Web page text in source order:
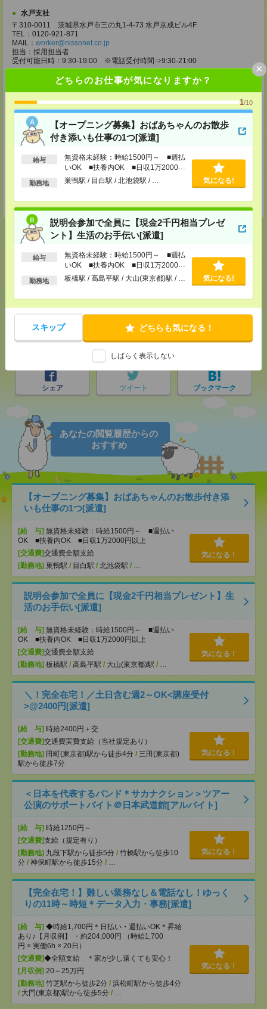
どちらのお仕事が気になりますか？
1/10
【オープニング募集】おばあちゃんのお散歩
付き添いも仕事の1つ[派遣]
給与
無資格未経験：時給1500円～ ■週払
いOK ■扶養内OK ■日収1万2000円
以上
勤務地 巣鴨駅 / 目白駅 / 北池袋駅 / … 気になる!
説明会参加で全員に【現金2千円相当プレゼ
ント】生活のお手伝い[派遣]
給与
無資格未経験：時給1500円～ ■週払
いOK ■扶養内OK ■日収1万2000円
以上
勤務地 板橋駅 / 高島平駅 / 大山(東京都)駅 / … 気になる!
スキップ どちらも気になる！
しばらく表示しない
×
水戸支社
〒310-0011 茨城県水戸市三の丸1-4-73 水戸京成ビル4F
TEL：0120-921-871
MAIL： worker@nissonet.co.jp
担当：採用担当者
受付可能日時：9:30-19:00 ※電話受付時間⇒9:30-21:00
〒320-0811 栃木県宇都宮市大通り1-2-11 フコク生命ビル4F
TEL：0120-921-871
MAIL：worker@nissonet.co.jp
担当：採用担当者
受付可能日時：9:30-19:00 ※電話受付時間⇒9:30-21:00
高崎支社
埼玉県さいたま市大宮区仲町2-23-2 大宮仲町センタービル3F（さいたま
支社内）
MAIL：worker@nissonet.co.jp
受付可能日時：9:30-19:00 ※電話受付時間⇒9:30-21:00
応募ページへ
気になる！
で送る
シェア ツイート ブックマーク
あなたの閲覧履歴からの
おすすめ
【オープニング募集】おばあちゃんのお散歩付き添
いも仕事の1つ[派遣]
[給 与] 無資格未経験：時給1500円～ ■週払い
OK ■扶養内OK ■日収1万2000円以上
[交通費]交通費全額支給
[勤務地] 巣鴨駅 / 目白駅 / 北池袋駅 / …
気になる！
説明会参加で全員に【現金2千円相当プレゼント】生
活のお手伝い[派遣]
[給 与] 無資格未経験：時給1500円～ ■週払い
OK ■扶養内OK ■日収1万2000円以上
[交通費]交通費全額支給
[勤務地] 板橋駅 / 高島平駅 / 大山(東京都)駅 / …
気になる！
＼！完全在宅！／土日含む週2～OK<講座受付
>@2400円[派遣]
[給 与] 時給2400円＋交
[交通費]交通費実費支給（当社規定あり）
[勤務地] 田町(東京都)駅から徒歩4分 / 三田(東京都)
駅から徒歩7分
気になる！
＜日本を代表するバンド＊サカナクション＞ツアー
公演のサポートバイト＠日本武道館[アルバイト]
[給 与] 時給1250円～
[交通費]支給（規定有り）
[勤務地] 九段下駅から徒歩5分 / 竹橋駅から徒歩10
分 / 神保町駅から徒歩15分 / …
気になる！
【完全在宅！】難しい業務なし＆電話なし！ゆっく
りの11時～時短＊データ入力・事務[派遣]
[給 与] ◆時給1,700円＊日払い・週払いOK＊昇給
あり♪【月収例】 ・約204,000円 （時給1,700
円 × 実働6h × 20日）
[交通費]◆全額支給 ＊家が少し遠くても安心！
[月収例] 20～25万円
[勤務地] 竹芝駅から徒歩2分 / 浜松町駅から徒歩4分
/ 大門(東京都)駅から徒歩5分 / …
気になる！